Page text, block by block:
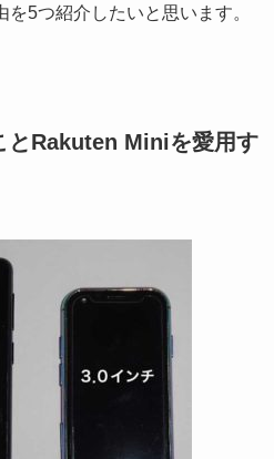
5つ紹介したいと思います。
とRakuten Miniを愛用す